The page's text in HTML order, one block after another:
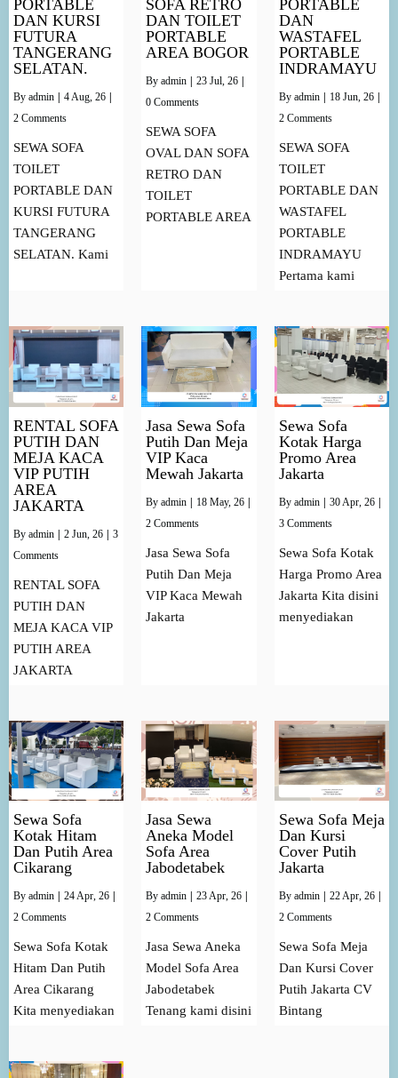
PORTABLE
DAN KURSI
FUTURA
TANGERANG
SELATAN.
By admin 4Aug, 26
2 Comments
SEWA SOFA
TOILET
PORTABLE DAN
KURSI FUTURA
TANGERANG
SELATAN. Kami
SOFA RETRO
DAN TOILET
PORTABLE
AREA BOGOR
Byadmin 23 Jul, 26
0 Comments
SEWA SOFA
OVAL DAN SOFA
RETRO DAN
TOILET
PORTABLE AREA
PORTABLE
DAN
WASTAFEL
PORTABLE
INDRAMAYU
By admin 18 Jun, 26
2 Comments
SEWA SOFA
TOILET
PORTABLE DAN
WASTAFEL
PORTABLE
INDRAMAYU
Pertama kami
RENTAL SOFA
PUTIH DAN
MEJA KACA
VIP PUTIH
AREA
JAKARTA
By admin | 2 Jun, 26 | 3
Comments
RENTAL SOFA
PUTIH DAN
MEJA KACA VIP
PUTIH AREA
JAKARTA
Jasa Sewa Sofa
Putih Dan Meja
VIP Kaca
Mewah Jakarta
Byadmin | 18 May, 26 |
2 Comments
Jasa Sewa Sofa
Putih Dan Meja
VIP Kaca Mewah
Jakarta
Sewa Sofa
Kotak Harga
Promo Area
Jakarta
By admin | 30 Apr, 26 |
3 Comments
Sewa Sofa Kotak
Harga Promo Area
Jakarta Kita disini
menyediakan
Sewa Sofa
Kotak Hitam
Dan Putih Area
Cikarang
By admin 24Apr, 26
2 Comments
Sewa Sofa Kotak
Hitam Dan Putih
Area Cikarang
Kita menyediakan
Jasa Sewa
Aneka Model
Sofa Area
Jabodetabek
Byadmin 23Apr, 26
2 Comments
Jasa Sewa Aneka
Model Sofa Area
Jabodetabek
Tenang kami disini
Sewa Sofa Meja
Dan Kursi
Cover Putih
Jakarta
By admin 22Apr, 26
2 Comments
Sewa Sofa Meja
Dan Kursi Cover
Putih Jakarta CV
Bintang